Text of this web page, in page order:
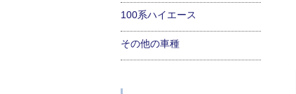
100系ハイエース
その他の車種